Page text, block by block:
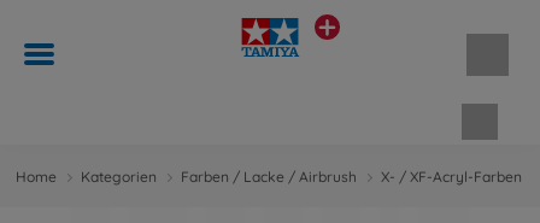
Home Kategorien Farben / Lacke / Airbrush X- / XF-Acryl-Farben